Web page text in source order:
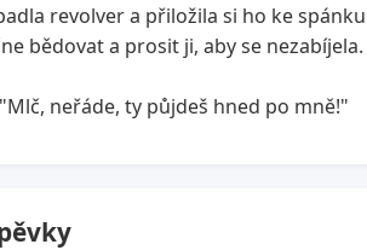
revolver a přiložila si ho ke
bědovat a prosit ji, aby se nezabíjela.
neřáde, ty půjdeš hned po mně!"